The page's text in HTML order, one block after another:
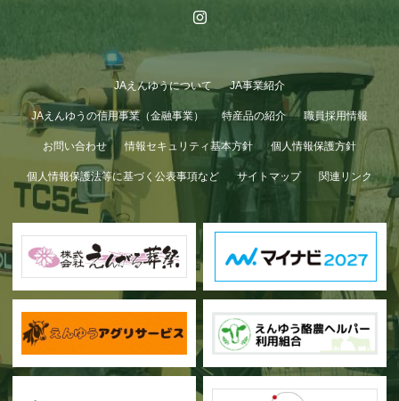
JAえんゆうについて JA事業紹介
JAえんゆうの信用事業（金融事業） 特産品の紹介 職員採用情報
お問い合わせ 情報セキュリティ基本方針 個人情報保護方針
個人情報保護法等に基づく公表事項など サイトマップ 関連リンク